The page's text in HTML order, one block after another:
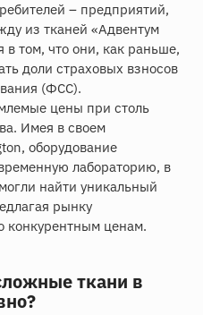
– предприятий,
из тканей «Адвентум
в том, что они, как раньше,
доли страховых взносов
(ФСС).
цены при столь
Имея в своем
оборудование
лабораторию, в
найти уникальный
рынку
конкурентным ценам.
ткани в